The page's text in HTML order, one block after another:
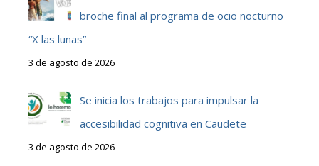
broche final al programa de ocio nocturno
“X las lunas”
3 de agosto de 2026
Se inicia los trabajos para impulsar la
accesibilidad cognitiva en Caudete
3 de agosto de 2026